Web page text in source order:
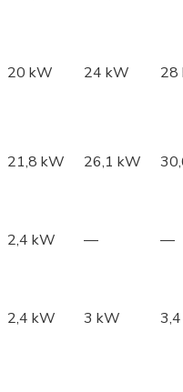
20 kW 24 kW 28
21,8 kW 26,1 kW
2,4 kW — —
2,4 kW 3 kW